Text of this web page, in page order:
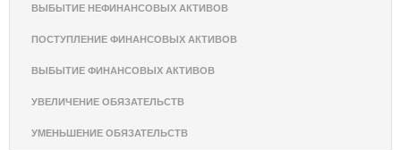
ВЫБЫТИЕ НЕФИНАНСОВЫХ АКТИВОВ
ПОСТУПЛЕНИЕ ФИНАНСОВЫХ АКТИВОВ
ВЫБЫТИЕ ФИНАНСОВЫХ АКТИВОВ
УВЕЛИЧЕНИЕ ОБЯЗАТЕЛЬСТВ
УМЕНЬШЕНИЕ ОБЯЗАТЕЛЬСТВ